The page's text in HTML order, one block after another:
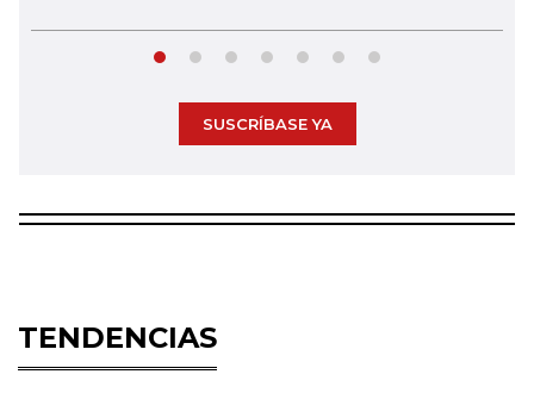
SUSCRÍBASE YA
TENDENCIAS